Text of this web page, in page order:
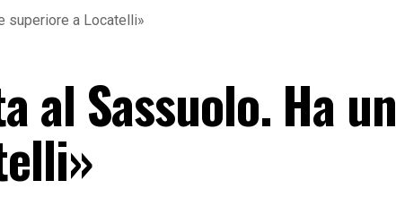
superiore a Locatelli»
al Sassuolo. Ha un